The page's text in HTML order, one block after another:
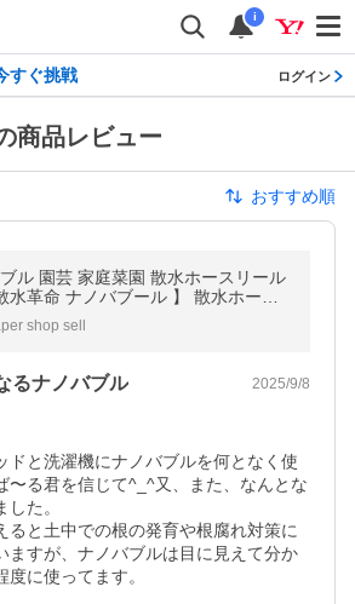
i
すぐ挑戦 ログイン
商品レビュー
おすすめ順
ル 園芸 家庭菜園 散水ホースリール
水革命 ナノバブール 】 散水ホース
メント 農業 水やり 洗車 爆買
shop sell
るナノバブル 2025/9/8
ドと洗濯機にナノバブルを何となく使
〜る君を信じて^_^又、また、なんとな
た。
ると土中での根の発育や根腐れ対策に
ますが、ナノバブルは目に見えて分か